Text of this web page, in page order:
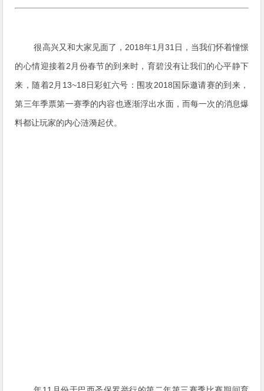
很高兴又和大家见面了，2018年1月31日，当我们怀着憧憬
的心情迎接着2月份春节的到来时，育碧没有让我们的心平静下
来，随着2月13~18日彩虹六号：围攻2018国际邀请赛的到来，
第三年季票第一赛季的内容也逐渐浮出水面，而每一次的消息爆
料都让玩家的内心涟漪起伏。